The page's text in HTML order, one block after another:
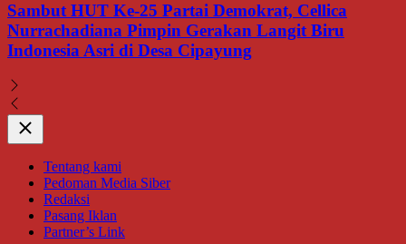
Sambut HUT Ke-25 Partai Demokrat, Cellica
Nurrachadiana Pimpin Gerakan Langit Biru
Indonesia Asri di Desa Cipayung
Close
Tentang kami
Pedoman Media Siber
Redaksi
Pasang Iklan
Partner’s Link